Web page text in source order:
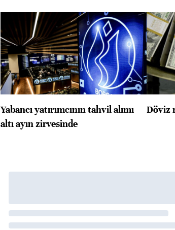
Yabancı yatırımcının tahvil alımı
altı ayın zirvesinde
Döviz